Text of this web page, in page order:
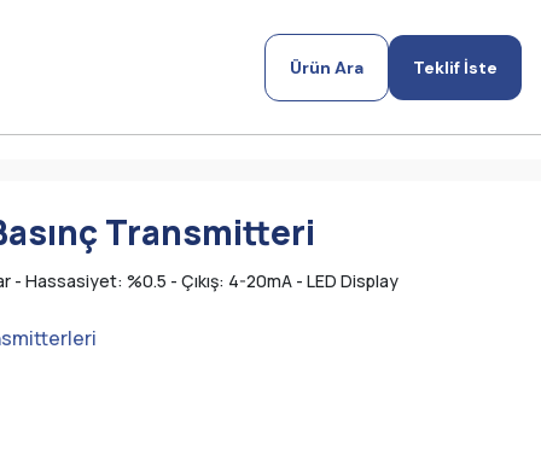
Ürün Ara Teklif İste
Transmitteri
- Hassasiyet: %0.5 - Çıkış: 4-20mA - LED Display